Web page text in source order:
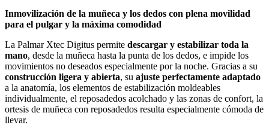
Inmovilización de la muñeca y los dedos con plena movilidad
para el pulgar y la máxima comodidad
La Palmar Xtec Digitus permite descargar y estabilizar toda la
mano, desde la muñeca hasta la punta de los dedos, e impide los
movimientos no deseados especialmente por la noche. Gracias a su
construcción ligera y abierta, su ajuste perfectamente adaptado
a la anatomía, los elementos de estabilización moldeables
individualmente, el reposadedos acolchado y las zonas de confort, la
ortesis de muñeca con reposadedos resulta especialmente cómoda de
llevar.